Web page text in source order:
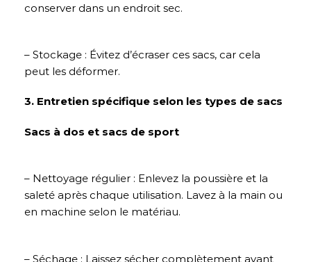
conserver dans un endroit sec.
– Stockage : Évitez d’écraser ces sacs, car cela
peut les déformer.
3. Entretien spécifique selon les types de sacs
Sacs à dos et sacs de sport
– Nettoyage régulier : Enlevez la poussière et la
saleté après chaque utilisation. Lavez à la main ou
en machine selon le matériau.
– Séchage : Laissez sécher complètement avant